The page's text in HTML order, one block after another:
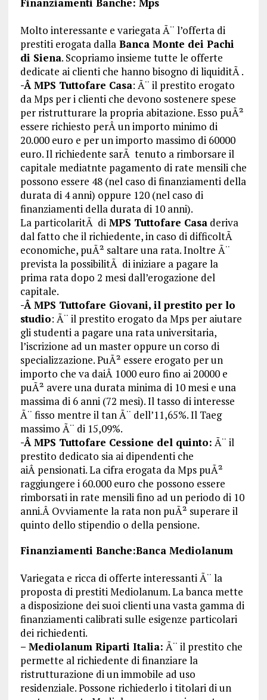
Molto interessante e variegata Ã¨ l’offerta di
prestiti erogata dallaBanca Monte dei Pachi
di Siena. Scopriamo insieme tutte le offerte
dedicate ai clienti che hanno bisogno di liquiditÃ .
-Â MPS Tuttofare Casa: Ã¨ il prestito erogato
da Mps per i clienti che devono sostenere spese
per ristrutturare la propria abitazione. Esso puÃ²
essere richiesto perÂ un importo minimo di
20.000 euro e per un importo massimo di 60000
euro. Il richiedente sarÃ tenuto a rimborsare il
capitale mediatnte pagamento di rate mensili che
possono essere 48 (nel caso di finanziamenti della
durata di 4 anni) oppure 120 (nel caso di
finanziamenti della durata di 10 anni).
La particolaritÃ diMPS Tuttofare Casaderiva
dal fatto che il richiedente, in caso di difficoltÃ
economiche, puÃ² saltare una rata. Inoltre Ã¨
prevista la possibilitÃ di iniziare a pagare la
prima rata dopo 2 mesi dall’erogazione del
capitale.
-Â MPS Tuttofare Giovani, il prestito per lo
studio: Ã¨ il prestito erogato da Mps per aiutare
gli studenti a pagare una rata universitaria,
l’iscrizione ad un master oppure un corso di
specializzazione. PuÃ² essere erogato per un
importo che va daiÂ 1000 euro fino ai 20000 e
puÃ² avere una durata minima di 10 mesi e una
massima di 6 anni (72 mesi). Il tasso di interesse
Ã¨ fisso mentre il tan Ã¨ dell’11,65%. Il Taeg
massimo Ã¨ di 15,09%.
-Â MPS Tuttofare Cessione del quinto: Ã¨ il
prestito dedicato sia ai dipendenti che
aiÂ pensionati. La cifra erogata da Mps puÃ²
raggiungere i 60.000 euro che possono essere
rimborsati in rate mensili fino ad un periodo di 10
anni.Â Ovviamente la rata non puÃ² superare il
quinto dello stipendio o della pensione.
Finanziamenti Banche:Banca Mediolanum
Variegata e ricca di offerte interessanti Ã¨ la
proposta di prestiti Mediolanum. La banca mette
a disposizione dei suoi clienti una vasta gamma di
finanziamenti calibrati sulle esigenze particolari
dei richiedenti.
– Mediolanum Riparti Italia: Ã¨ il prestito che
permette al richiedente di finanziare la
ristrutturazione di un immobile ad uso
residenziale. Possone richiederlo i titolari di un